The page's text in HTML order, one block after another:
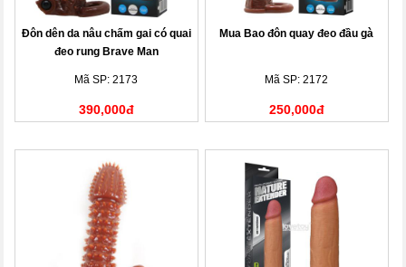
Đôn dên da nâu chấm gai có quai
đeo rung Brave Man
Mã SP: 2173
390,000đ
Mua Bao đôn quay đeo đầu gà
Mã SP: 2172
250,000đ